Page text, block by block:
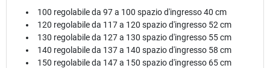
100 regolabile da 97 a 100 spazio d'ingresso 40 cm
120 regolabile da 117 a 120 spazio d'ingresso 52 cm
130 regolabile da 127 a 130 spazio d'ingresso 55 cm
140 regolabile da 137 a 140 spazio d'ingresso 58 cm
150 regolabile da 147 a 150 spazio d'ingresso 65 cm